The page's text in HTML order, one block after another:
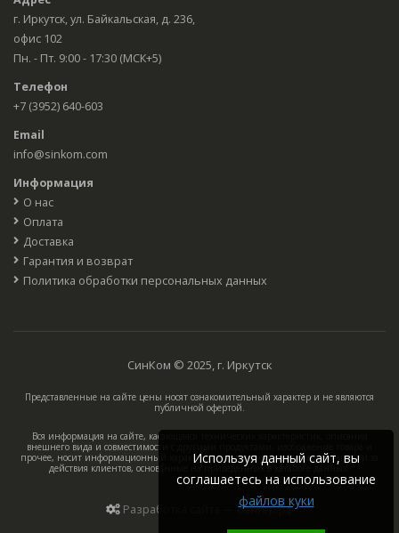
Используя данный сайт, вы
соглашаетесь на использование
файлов куки
г. Иркутск, ул. Байкальская, д. 236,
офис 102
Пн. - Пт. 9:00 - 17:30 (МСК+5)
Телефон
+7 (3952) 640-603
Email
info@sinkom.com
Информация
О нас
Оплата
Доставка
Гарантия и возврат
Политика обработки персональных данных
СинКом © 2025, г. Иркутск
Представленные на сайте цены носят ознакомительный характер и не являются
публичной офертой.
Вся информация на сайте, касающаяся технических характеристик, описания
внешнего вида и совместимости с другими продуктами, изображение товара и
прочее, носит информационный характер, компания не несёт ответственности за
действия клиентов, основанные на приведённых в каталоге данных.
Разработка сайта — Вангер.рф